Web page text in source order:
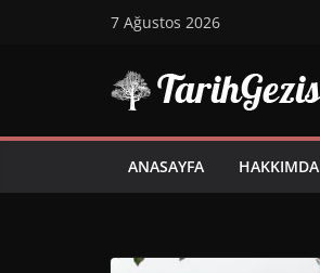
7 Ağustos 2026
ANASAYFA HAKKIMDA